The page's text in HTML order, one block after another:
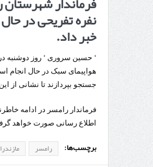
نفره تفریحی در
خبر داد.
‘ حسین سروری ‘ روز دوشنبه
هواپیمای سبک در حال انجام
جستجو بپردازند تا نشانی از این
فرماندار رامسر در ادامه
اطلاع رسانی صورت خواهد
برچسب‌ها: رامسر